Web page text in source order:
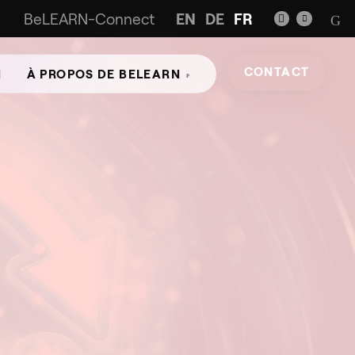
BeLEARN-Connect EN DE FR
À PROPOS DE BELEARN CONTACT